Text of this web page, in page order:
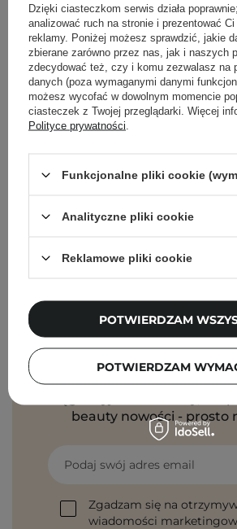
Holika Holika - Aloe Cica
SPF50+/PA++++ - Łagodzący
Przeciwsłonecznym -
79,00 zł
Newsletter
beauty nowości - prosto
Podaj swój adres email
Zgadzam się na
wiadomości
Dzięki ciasteczkom serwis działa
analizować ruch na stronie i prezentować
reklamy. Poniżej możesz sprawdzić, jakie
zbierane zarówno przez nas, jak i naszych
zdecydować też, czy i komu zezwalasz na
danych (poza wymaganymi danymi
możesz wycofać w dowolnym momencie
ciasteczek z Twojej przeglądarki. Więcej
Polityce prywatności
Funkcjonalne pliki cookie
Analityczne pliki cookie
Reklamowe pliki cookie
POTWIERDZAM
POTWIERDZAM